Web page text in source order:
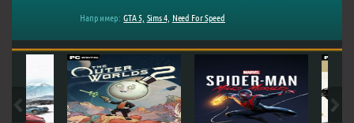
Например: GTA 5, Sims 4, Need For Speed